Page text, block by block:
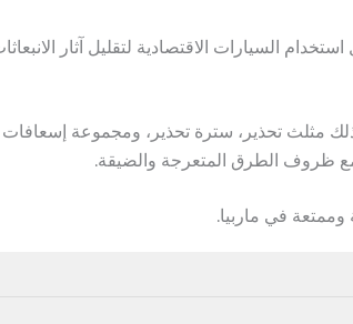
السيارات الاقتصادية لتقليل آثار
مثلث تحذير، سترة تحذير، ومجموعة إسعافات
ظروف الطرق المتعرجة والضيقة.
وممتعة في ماربيا.